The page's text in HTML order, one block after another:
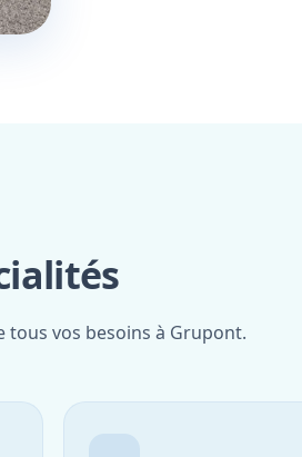
vos besoins à Grupont.